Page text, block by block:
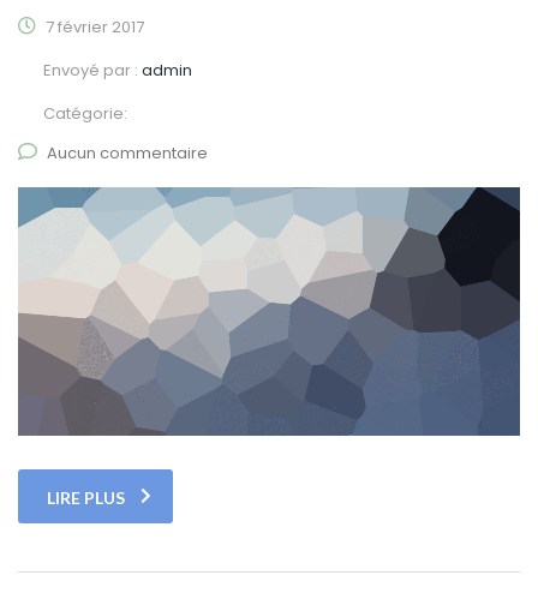
7 février 2017
Envoyé par : admin
Catégorie:
Aucun commentaire
LIRE PLUS